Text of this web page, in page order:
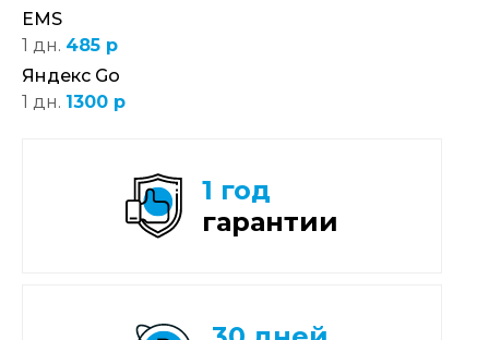
EMS
1 дн. 485 р
Яндекс Go
1 дн. 1300 р
1 год
гарантии